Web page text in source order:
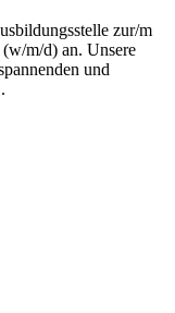
zur/m
m/d) an. Unsere
und